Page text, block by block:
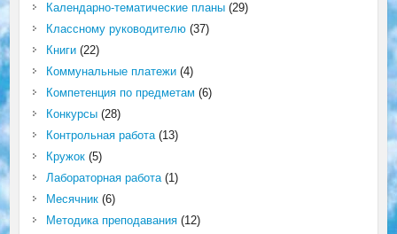
Календарно-тематические планы(29)
Классному руководителю(37)
Книги(22)
Коммунальные платежи(4)
Компетенция по предметам (6)
Конкурсы(28)
Контрольная работа(13)
Кружок(5)
Лабораторная работа(1)
Месячник(6)
Методика преподавания(12)